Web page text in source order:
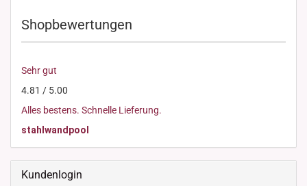
Shopbewertungen
Sehr gut
4.81 / 5.00
Alles bestens. Schnelle Lieferung.
stahlwandpool
Kundenlogin